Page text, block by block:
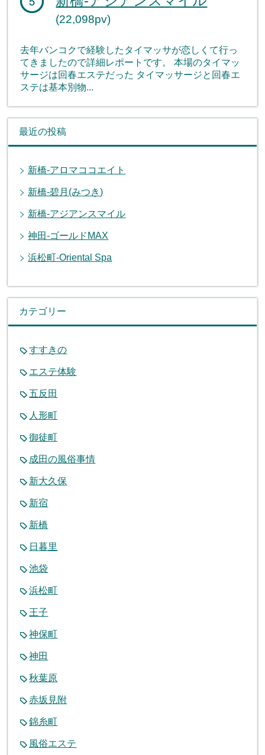
(22,098pv)
去年バンコクで経験したタイマッサが恋しくて行っ
てきましたので詳細レポートです。 本場のタイマッ
サージは回春エステだった タイマッサージと回春エ
ステは基本別物...
最近の投稿
新橋-アロマココエイト
新橋-碧月(みつき)
新橋-アジアンスマイル
神田-ゴールドMAX
浜松町-Oriental Spa
カテゴリー
すすきの
エステ体験
五反田
人形町
御徒町
成田の風俗事情
新大久保
新宿
新橋
日暮里
池袋
浜松町
王子
神保町
神田
秋葉原
赤坂見附
錦糸町
風俗エステ